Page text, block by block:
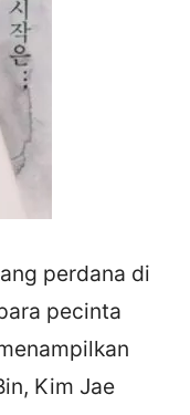
perdana di
pecinta
Kim Jae